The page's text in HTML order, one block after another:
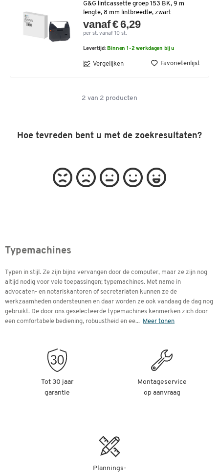
G&G lintcassette groep 153 BK, 9 m
lengte, 8 mm lintbreedte, zwart
vanaf € 6,29
per st. vanaf 10 st.
Levertijd: Binnen 1-2 werkdagen bij u
Vergelijken Favorietenlijst
2 van 2 producten
Hoe tevreden bent u met de zoekresultaten?
Typemachines
Typen in stijl. Ze zijn bijna vervangen door de computer, maar ze zijn nog
altijd nodig voor vele toepassingen; typemachines. Met name in
advocaten- en notariskantoren of secretariaten kunnen ze de
werkzaamheden ondersteunen en daar worden ze ook vandaag de dag nog
gebruikt. De door ons geselecteerde typemachines kenmerken zich door
een comfortabele bediening, robuustheid en ee... Meer tonen
Tot 30 jaar
garantie
Montageservice
op aanvraag
Plannings-